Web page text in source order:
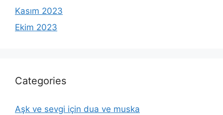
Kasım 2023
Ekim 2023
Categories
Aşk ve sevgi için dua ve muska